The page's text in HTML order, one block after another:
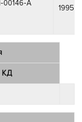
00146-A
1995 г.
КД